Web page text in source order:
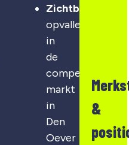
Zichtbaarheid
opvallen
in
de
competitieve
markt
in
Den
Oever
&